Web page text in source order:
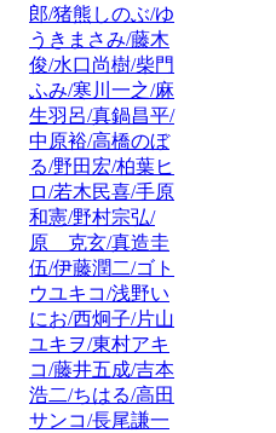
郎/猪熊しのぶ/ゆ
うきまさみ/藤木
俊/水口尚樹/柴門
ふみ/寒川一之/麻
生羽呂/真鍋昌平/
中原裕/高橋のぼ
る/野田宏/柏葉ヒ
ロ/若木民喜/手原
和憲/野村宗弘/
原 克玄/真造圭
伍/伊藤潤二/ゴト
ウユキコ/浅野い
にお/西炯子/片山
ユキヲ/東村アキ
コ/藤井五成/吉本
浩二/ちはる/高田
サンコ/長尾謙一